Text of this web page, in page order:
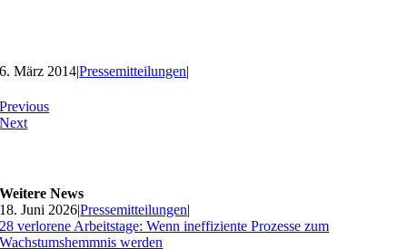
6. März 2014|Pressemitteilungen|
Previous
Next
Weitere News
18. Juni 2026|Pressemitteilungen|
28 verlorene Arbeitstage: Wenn ineffiziente Prozesse zum
Wachstumshemmnis werden